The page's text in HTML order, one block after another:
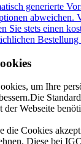
generierte
abweichen.
Sie stets einen
Bestellung
um Ihre
Webseite
die Cookies
Diese bei